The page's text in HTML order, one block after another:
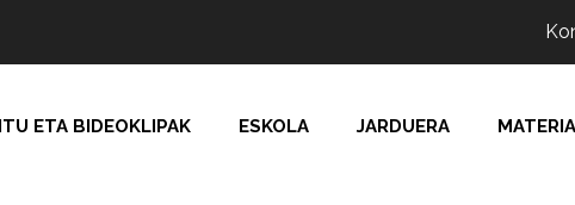
ETA BIDEOKLIPAK ESKOLA JARDUERA